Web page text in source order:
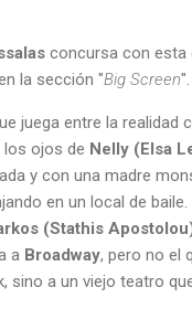
concursa con esta
la sección "Big Screen".
juega entre la realidad
ojos de Nelly (Elsa
y con una madre
en un local de baile.
(Stathis
a Broadway, pero no el
sino a un viejo teatro